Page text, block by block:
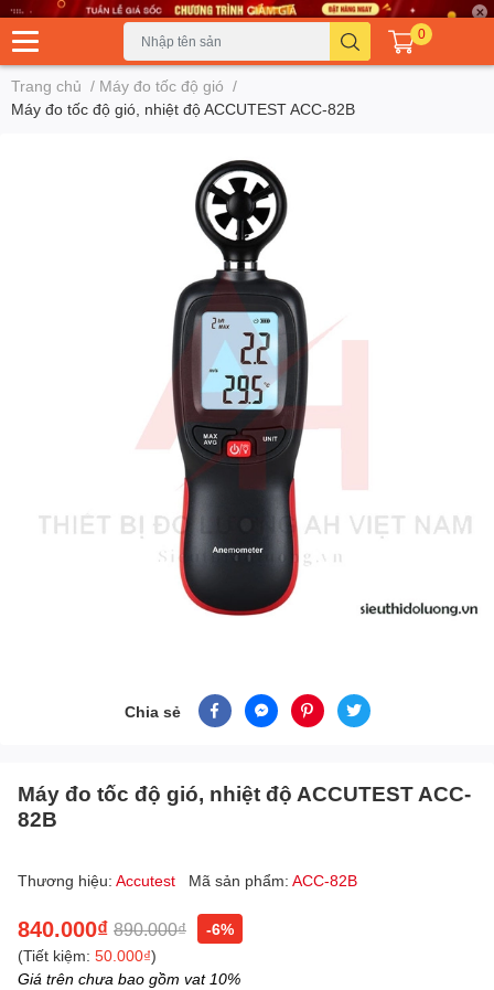
0
Trang chủ / Máy đo tốc độ gió /
Máy đo tốc độ gió, nhiệt độ ACCUTEST ACC-82B
Chia sẻ
Máy đo tốc độ gió, nhiệt độ ACCUTEST ACC-
82B
Thương hiệu: Accutest Mã sản phẩm: ACC-82B
840.000₫ 890.000₫
-6%
(Tiết kiệm: 50.000₫)
Giá trên chưa bao gồm vat 10%